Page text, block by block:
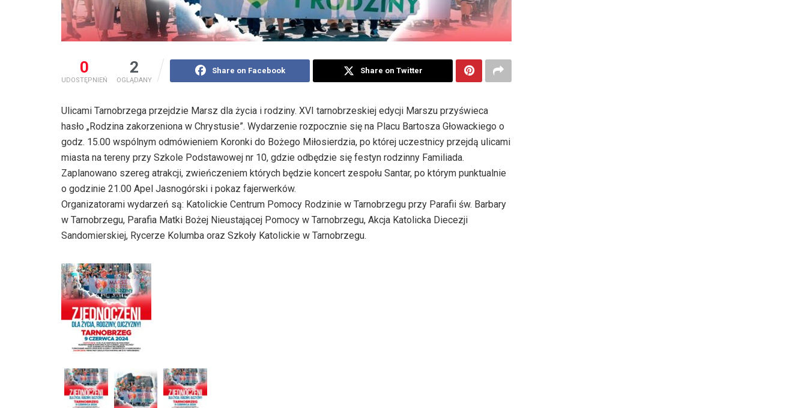
0
UDOSTĘPNIEŃ
2
OGLĄDANY
Share on Facebook Share on Twitter
Ulicami Tarnobrzega przejdzie Marsz dla życia i rodziny. XVI tarnobrzeskiej edycji Marszu przyświeca
hasło „Rodzina zakorzeniona w Chrystusie”. Wydarzenie rozpocznie się na Placu Bartosza Głowackiego o
godz. 15.00 wspólnym odmówieniem Koronki do Bożego Miłosierdzia, po której uczestnicy przejdą ulicami
miasta na tereny przy Szkole Podstawowej nr 10, gdzie odbędzie się festyn rodzinny Familiada.
Zaplanowano szereg atrakcji, zwieńczeniem których będzie koncert zespołu Santar, po którym punktualnie
o godzinie 21.00 Apel Jasnogórski i pokaz fajerwerków.
Organizatorami wydarzeń są: Katolickie Centrum Pomocy Rodzinie w Tarnobrzegu przy Parafii św. Barbary
w Tarnobrzegu, Parafia Matki Bożej Nieustającej Pomocy w Tarnobrzegu, Akcja Katolicka Diecezji
Sandomierskiej, Rycerze Kolumba oraz Szkoły Katolickie w Tarnobrzegu.